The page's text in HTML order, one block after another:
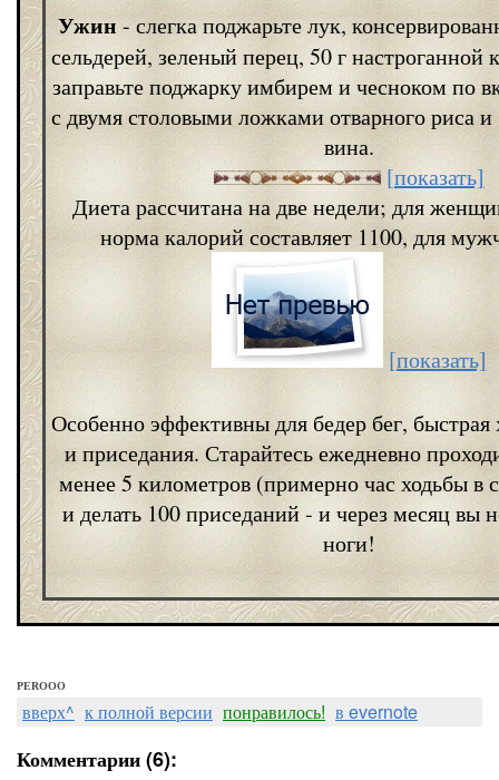
Ужин- слегка поджарьте лук,
сельдерей, зеленый перец, 50 г настроганной
заправьте поджарку имбирем и чесноком по
с двумя столовыми ложками отварного риса и
вина.
[показать]
Диета рассчитана на две недели; для
норма калорий составляет 1100, для
[показать]
Особенно эффективны для бедер бег,
и приседания. Старайтесь ежедневно
менее 5 километров (примерно час ходьбы в
и делать 100 приседаний - и через месяц вы
ноги!
PEROOO
вверх^ к полной версии понравилось! в evernote
Комментарии (6):